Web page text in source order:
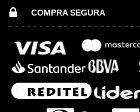
COMPRA SEGURA